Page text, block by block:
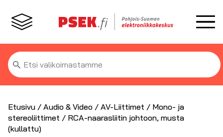
Etsi:
Etusivu / Audio & Video / AV-Liittimet / Mono- ja
stereoliittimet / RCA-naarasliitin johtoon, musta
(kullattu)